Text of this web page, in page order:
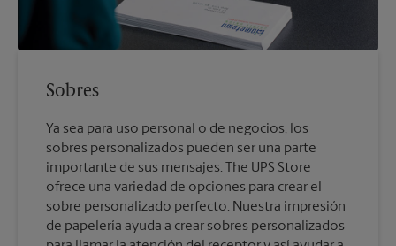
Sobres
Ya sea para uso personal o de negocios, los
sobres personalizados pueden ser una parte
importante de sus mensajes. The UPS Store
ofrece una variedad de opciones para crear el
sobre personalizado perfecto. Nuestra impresión
de papelería ayuda a crear sobres personalizados